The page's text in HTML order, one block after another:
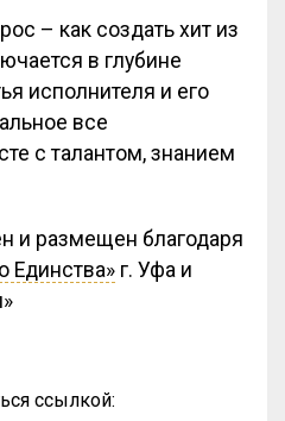
– как создать хит из
в глубине
исполнителя и его
все
с талантом, знанием
и размещен благодаря
Единства» г. Уфа и
ссылкой: